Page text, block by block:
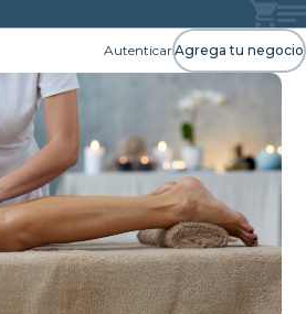
AutenticarAgrega tu negocio